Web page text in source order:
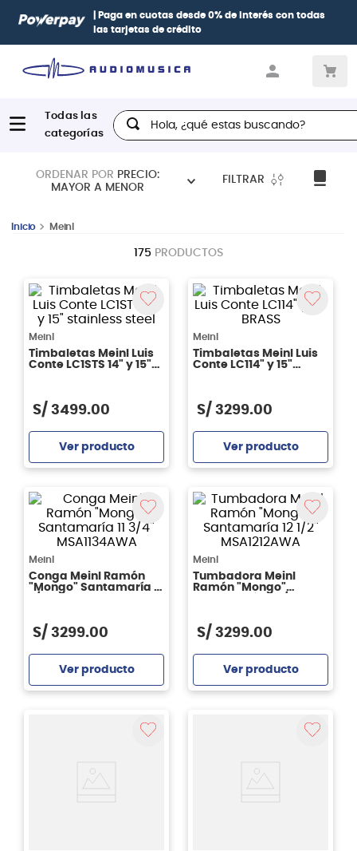
| Paga en cuotas desde 0% de interés con todas
las tarjetas de crédito
Hola, ¿qué estas buscando?
ORDENAR POR PRECIO:
MAYOR A MENOR
FILTRAR
Meinl
175 PRODUCTOS
Meinl
Timbaletas Meinl Luis
Conte LC1STS 14" y 15"
S/ 3499.00
Ver producto
Meinl
Timbaletas Meinl Luis
Conte LC114" y 15"
S/ 3299.00
Ver producto
Meinl
Conga Meinl Ramón
"Mongo" Santamaría 11
S/ 3299.00
Ver producto
Meinl
Tumbadora Meinl
Ramón "Mongo"
S/ 3299.00
Ver producto